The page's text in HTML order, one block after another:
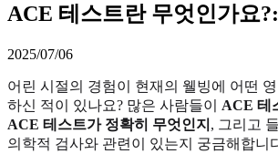
ACE 테스트란 무엇인가요
2025/07/06
어린 시절의 경험이 현재의 웰빙에 어떤
하신 적이 있나요? 많은 사람들이 ACE 테
ACE 테스트가 정확히 무엇인지 , 그리고
의학적 검사와 관련이 있는지 궁금해합니